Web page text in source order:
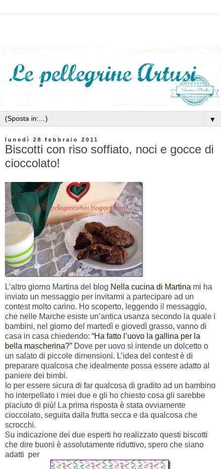
▼
lunedì 28 febbraio 2011
Biscotti con riso soffiato, noci e gocce di
cioccolato!
L’altro giorno Martina del blog Nella cucina di Martina mi ha
inviato un messaggio per invitarmi a partecipare ad un
contest molto carino. Ho scoperto, leggendo il messaggio,
che nelle Marche esiste un’antica usanza secondo la quale i
bambini, nel giorno del martedì e giovedì grasso, vanno di
casa in casa chiedendo: “Ha fatto l’uovo la gallina per la
bella mascherina?” Dove per uovo si intende un dolcetto o
un salato di piccole dimensioni. L’idea del contest è di
preparare qualcosa che idealmente possa essere adatto al
paniere dei bimbi.
Io per essere sicura di far qualcosa di gradito ad un bambino
ho interpellato i miei due e gli ho chiesto cosa gli sarebbe
piaciuto di più! La prima risposta è stata ovviamente
cioccolato, seguita dalla frutta secca e da qualcosa che
scrocchi.
Su indicazione dei due esperti ho realizzato questi biscotti
che dire buoni è assolutamente riduttivo, spero che siano
adatti per